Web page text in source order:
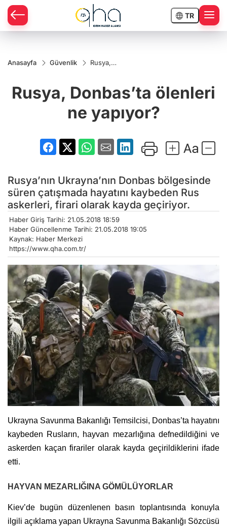
TR
Anasayfa Güvenlik
Rusya,
yapıyor?
Rusya, Donbas’ta ölenleri
ne yapıyor?
Rusya’nın Ukrayna’nın Donbas bölgesinde
süren çatışmada hayatını kaybeden Rus
askerleri, firari olarak kayda geçiriyor.
Haber Giriş Tarihi: 21.05.2018 18:59
Haber Güncellenme Tarihi: 21.05.2018 19:05
Kaynak: Haber Merkezi
https://www.qha.com.tr/
Ukrayna Savunma Bakanlığı Temsilcisi, Donbas’ta hayatını
kaybeden Rusların, hayvan mezarlığına defnedildiğini ve
askerden kaçan firariler olarak kayda geçirildiklerini ifade
etti.
HAYVAN MEZARLIĞINA GÖMÜLÜYORLAR
Kiev’de bugün düzenlenen basın toplantısında konuyla
ilgili açıklama yapan Ukrayna Savunma Bakanlığı Sözcüsü